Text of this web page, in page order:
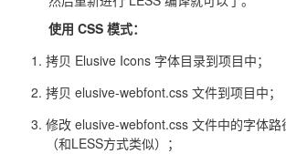
使用 CSS 模式：
拷贝 Elusive Icons 字体目录到项目中；
拷贝 elusive-webfont.css 文件到项目中；
修改 elusive-webfont.css 文件中的字体路
（和LESS方式类似）；